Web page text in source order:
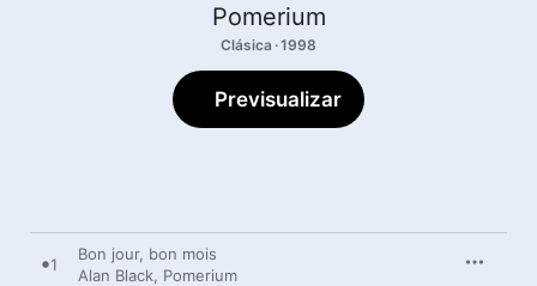
Pomerium
Clásica · 1998
Previsualizar
1
Bon jour, bon mois
Alan Black, Pomerium